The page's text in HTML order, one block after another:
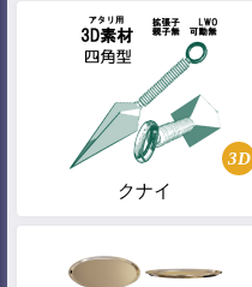
3D
クナイ